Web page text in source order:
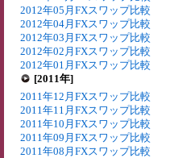
2012年05月FXスワップ比較
2012年04月FXスワップ比較
2012年03月FXスワップ比較
2012年02月FXスワップ比較
2012年01月FXスワップ比較
[2011年]
2011年12月FXスワップ比較
2011年11月FXスワップ比較
2011年10月FXスワップ比較
2011年09月FXスワップ比較
2011年08月FXスワップ比較